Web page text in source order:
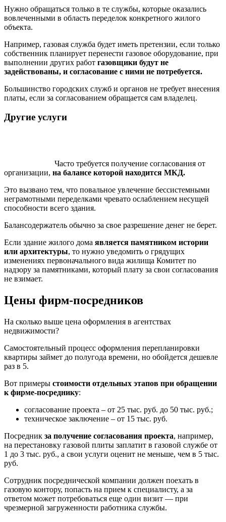
Нужно обращаться только в те службы, которые оказались
вовлеченными в область переделок конкретного жилого
объекта.
Например, газовая служба будет иметь претензии, если только
собственник планирует перенести газовое оборудование, при
выполнении других работ газовщики будут не
задействованы, и согласование с ними не потребуется.
Большинство городских служб и органов не требует внесения
платы, если за согласованием обращается сам владелец.
Другие услуги
Часто требуется получение согласования от
организации, на балансе которой находится МКД.
Это вызвано тем, что повальное увлечение бессистемными
неграмотными переделками чревато ослаблением несущей
способности всего здания.
Балансодержатель обычно за свое разрешение денег не берет.
Если здание жилого дома является памятником истории
или архитектуры, то нужно уведомить о грядущих
изменениях первоначального вида жилища Комитет по
надзору за памятниками, который плату за свои согласования
не взимает.
Цены фирм-посредников
На сколько выше цена оформления в агентствах
недвижимости?
Самостоятельный процесс оформления перепланировки
квартиры займет до полугода времени, но обойдется дешевле
раз в 5.
Вот примеры стоимости отдельных этапов при обращении
к фирме-посреднику:
согласование проекта – от 25 тыс. руб. до 50 тыс. руб.;
техническое заключение – от 15 тыс. руб.
Посредник за получение согласования проекта, например,
на перестановку газовой плиты заплатит в газовой службе от
1 до 3 тыс. руб., а свои услуги оценит не меньше, чем в 5 тыс.
руб.
Сотрудник посреднической компании должен поехать в
газовую контору, попасть на прием к специалисту, а за
ответом может потребоваться еще один визит — при
чрезмерной загруженности работника службы.